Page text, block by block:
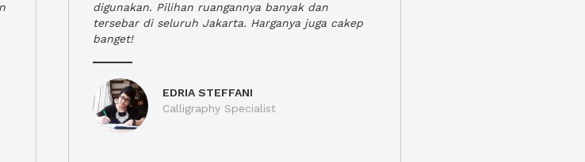
digunakan. Pilihan ruangannya banyak dan
tersebar di seluruh Jakarta. Harganya juga cakep
banget!
EDRIA STEFFANI
Calligraphy Specialist